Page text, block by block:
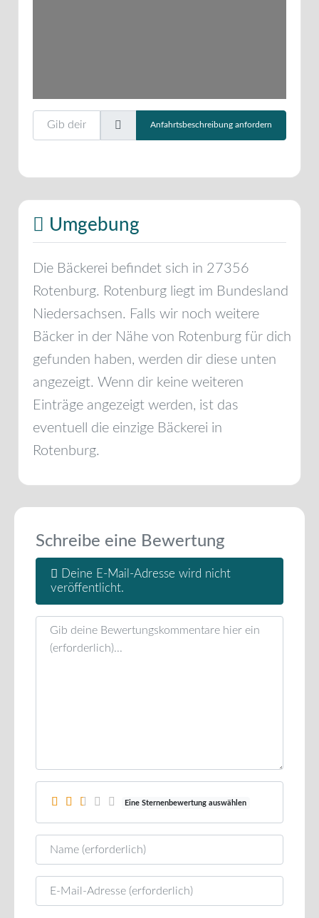
Gib deinen Standort ein.
Anfahrtsbeschreibung anfordern
Umgebung
Die Bäckerei befindet sich in 27356
Rotenburg. Rotenburg liegt im Bundesland
Niedersachsen. Falls wir noch weitere
Bäcker in der Nähe von Rotenburg für dich
gefunden haben, werden dir diese unten
angezeigt. Wenn dir keine weiteren
Einträge angezeigt werden, ist das
eventuell die einzige Bäckerei in
Rotenburg.
Schreibe eine Bewertung
Deine E-Mail-Adresse wird nicht
veröffentlicht.
Rezensionstext
Eine Sternenbewertung auswählen
Name
E-Mail